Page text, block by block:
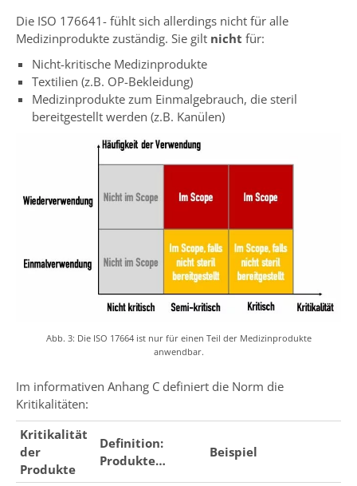
Die ISO 176641- fühlt sich allerdings nicht für alle
Medizinprodukte zuständig. Sie gilt nicht für:
Nicht-kritische Medizinprodukte
Textilien (z.B. OP-Bekleidung)
Medizinprodukte zum Einmalgebrauch, die steril
bereitgestellt werden (z.B. Kanülen)
Abb. 3: Die ISO 17664 ist nur für einen Teil der Medizinprodukte
anwendbar.
Im informativen Anhang C definiert die Norm die
Kritikalitäten:
Kritikalität
der
Produkte
Definition:
Produkte…
Beispiel